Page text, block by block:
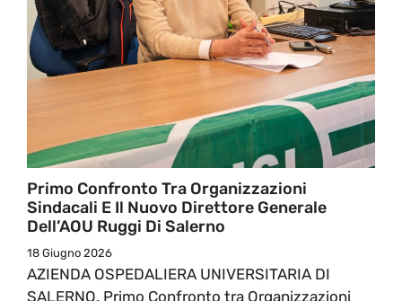
Primo Confronto Tra Organizzazioni
Sindacali E Il Nuovo Direttore Generale
Dell’AOU Ruggi Di Salerno
18 Giugno 2026
AZIENDA OSPEDALIERA UNIVERSITARIA DI
SALERNO. Primo Confronto tra Organizzazioni